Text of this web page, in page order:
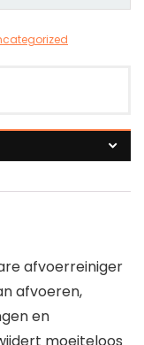
afvoerreiniger
afvoeren,
en
moeiteloos